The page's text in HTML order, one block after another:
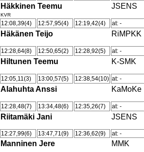
Häkkinen Teemu JSENS
KVR
12:08,39(4) 12:57,95(4) 12:19,42(4) at: -
Häkänen Teijo RiMPKK
12:28,64(8) 12:50,65(2) 12:28,92(5) at: -
Hiltunen Teemu K-SMK
12:05,11(3) 13:00,57(5) 12:38,54(10) at: -
Alahuhta Anssi KaMoKe
12:28,48(7) 13:34,48(6) 12:35,26(7) at: -
Riitamäki Jani JSENS
12:27,99(6) 13:47,71(9) 12:36,62(9) at: -
Manninen Jere MMK